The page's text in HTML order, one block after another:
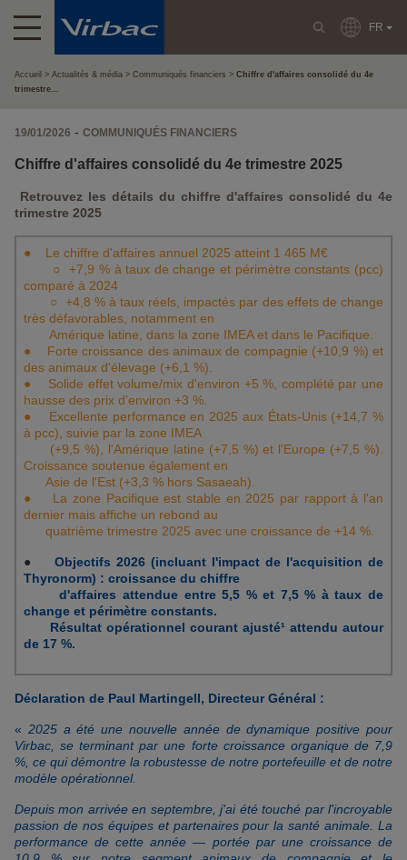
FR
Accueil Actualités & média Communiqués financiers
Chiffre d'affaires consolidé du 4e
trimestre...
19/01/2026 - COMMUNIQUÉS FINANCIERS
Chiffre d'affaires consolidé du 4e trimestre 2025
Retrouvez les détails du chiffre d'affaires consolidé du 4e
trimestre 2025
● Le chiffre d'affaires annuel 2025 atteint 1 465 M€
○ +7,9 % à taux de change et périmètre constants (pcc)
comparé à 2024
○ +4,8 % à taux réels, impactés par des effets de change
très défavorables, notamment en
Amérique latine, dans la zone IMEA et dans le Pacifique.
● Forte croissance des animaux de compagnie (+10,9 %) et
des animaux d'élevage (+6,1 %).
● Solide effet volume/mix d'environ +5 %, complété par une
hausse des prix d'environ +3 %.
● Excellente performance en 2025 aux États-Unis (+14,7 %
à pcc), suivie par la zone IMEA
(+9,5 %), l'Amérique latine (+7,5 %) et l'Europe (+7,5 %).
Croissance soutenue également en
Asie de l'Est (+3,3 % hors Sasaeah).
● La zone Pacifique est stable en 2025 par rapport à l'an
dernier mais affiche un rebond au
quatrième trimestre 2025 avec une croissance de +14 %.
●
Objectifs 2026 (incluant l'impact de l'acquisition de
Thyronorm) : croissance du chiffre
d'affaires attendue entre 5,5 % et 7,5 % à taux de
change et périmètre constants.
Résultat opérationnel courant ajusté¹ attendu autour
de 17 %.
Déclaration de Paul Martingell, Directeur Général :
« 2025 a été une nouvelle année de dynamique positive pour
Virbac, se terminant par une forte croissance organique de 7,9
%, ce qui démontre la robustesse de notre portefeuille et de notre
modèle opérationnel.
Depuis mon arrivée en septembre, j'ai été touché par l'incroyable
passion de nos équipes et partenaires pour la santé animale. La
performance de cette année — portée par une croissance de